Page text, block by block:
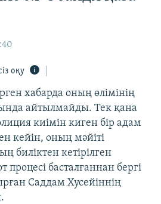
оқу
хабарда оның өлімінің
айтылмайды. Тек қана
киімін киген бір адам
кейін, оның мәйіті
биліктен кетірілген
басталғаннан бергі
Саддам Хусейіннің